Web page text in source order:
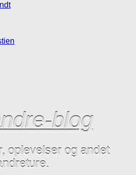
blog
oplevelser og andet